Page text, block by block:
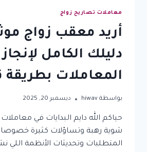
معاملات تصاريح زواج
أريد معقب زواج
دليلك الكامل لإنجاز
المعاملات بطريقة
بواسطة hiwav ديسمبر 20, 2025
حياكم الله دايم البدايات في
شوية رهبة وتساؤلات كثيرة خصوصا
المتطلبات وتحديثات الأنظمة اللي